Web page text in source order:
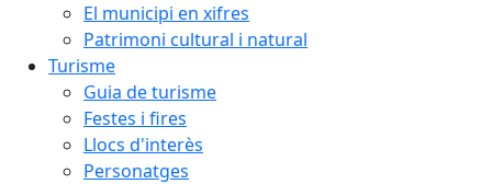
El municipi en xifres
Patrimoni cultural i natural
Turisme
Guia de turisme
Festes i fires
Llocs d'interès
Personatges